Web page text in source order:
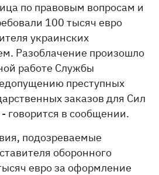
по правовым вопросам и
100 тысяч евро
украинских
Разоблачение произошло
работе Службы
преступных
заказов для Сил
говорится в сообщении.
подозреваемые
оборонного
евро за оформление